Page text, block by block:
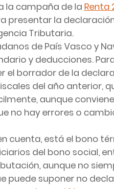
la campaña de la Renta
presentar la
Tributaria.
de País Vasco y
y deducciones.
el borrador de la
del año anterior,
aunque
no hay errores o
cuenta, está el bono
del bono social,
aunque no
puede suponer no